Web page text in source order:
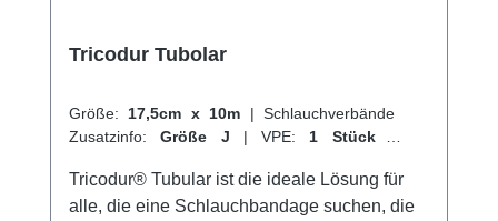
Tricodur Tubolar
Größe: 17,5cm x 10m |
Zusatzinfo: Größe J | VPE: 1 Stück
Tricodur® Tubular ist die ideale Lösung für
alle, die eine Schlauchbandage suchen, die